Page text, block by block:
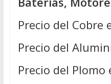
Precio del Cobre
Precio del
Precio del Plomo